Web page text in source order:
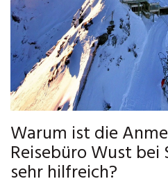
Warum ist die
Reisebüro Wust bei
sehr hilfreich?